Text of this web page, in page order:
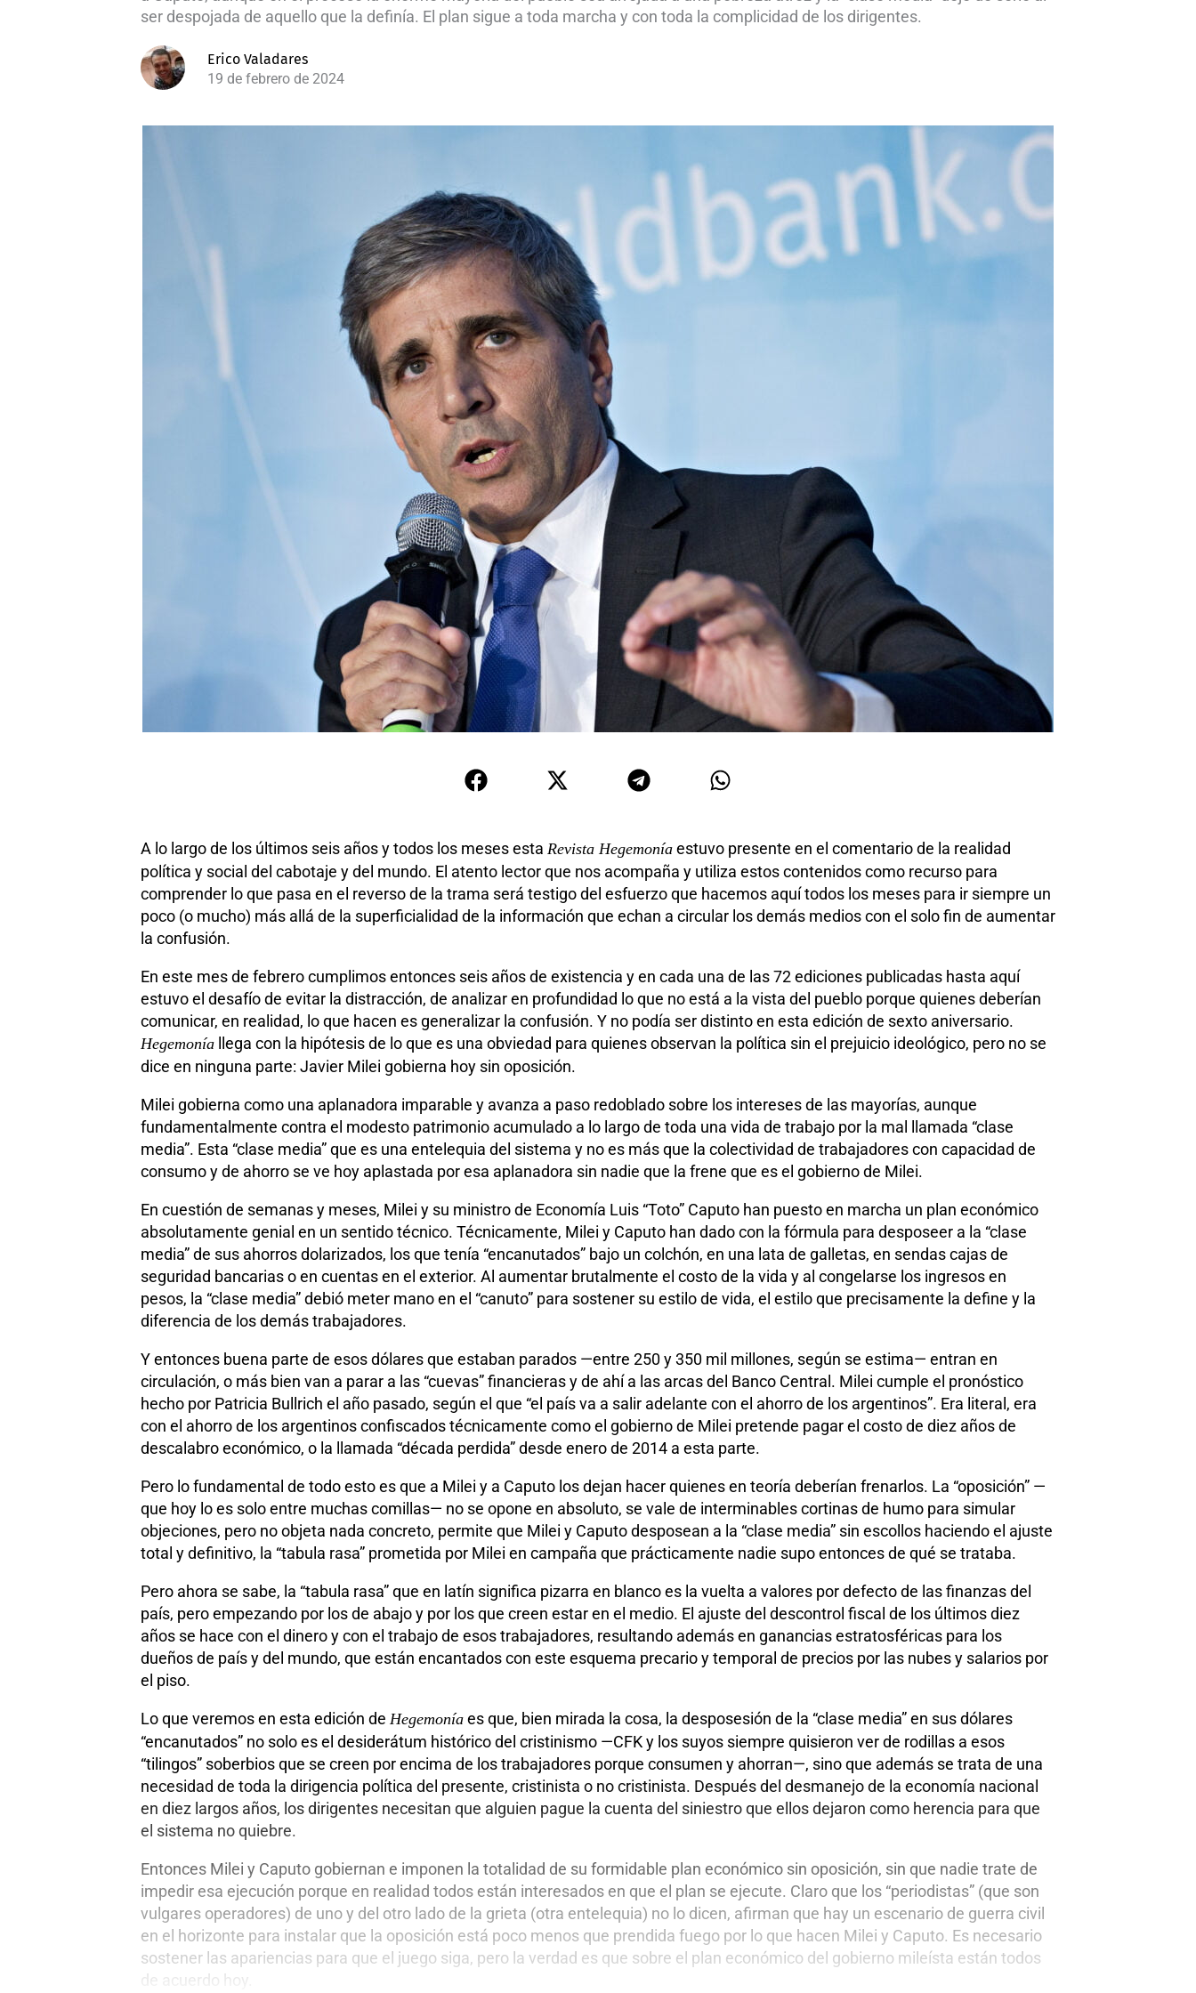
ser despojada de aquello que la definía. El plan sigue a toda marcha y con toda la complicidad de los dirigentes.
Erico Valadares
19 de febrero de 2024
A lo largo de los últimos seis años y todos los meses esta Revista Hegemonía estuvo presente en el comentario de la realidad
política y social del cabotaje y del mundo. El atento lector que nos acompaña y utiliza estos contenidos como recurso para
comprender lo que pasa en el reverso de la trama será testigo del esfuerzo que hacemos aquí todos los meses para ir siempre un
poco (o mucho) más allá de la superficialidad de la información que echan a circular los demás medios con el solo fin de aumentar
la confusión.
En este mes de febrero cumplimos entonces seis años de existencia y en cada una de las 72 ediciones publicadas hasta aquí
estuvo el desafío de evitar la distracción, de analizar en profundidad lo que no está a la vista del pueblo porque quienes deberían
comunicar, en realidad, lo que hacen es generalizar la confusión. Y no podía ser distinto en esta edición de sexto aniversario.
Hegemonía llega con la hipótesis de lo que es una obviedad para quienes observan la política sin el prejuicio ideológico, pero no se
dice en ninguna parte: Javier Milei gobierna hoy sin oposición.
Milei gobierna como una aplanadora imparable y avanza a paso redoblado sobre los intereses de las mayorías, aunque
fundamentalmente contra el modesto patrimonio acumulado a lo largo de toda una vida de trabajo por la mal llamada “clase
media”. Esta “clase media” que es una entelequia del sistema y no es más que la colectividad de trabajadores con capacidad de
consumo y de ahorro se ve hoy aplastada por esa aplanadora sin nadie que la frene que es el gobierno de Milei.
En cuestión de semanas y meses, Milei y su ministro de Economía Luis “Toto” Caputo han puesto en marcha un plan económico
absolutamente genial en un sentido técnico. Técnicamente, Milei y Caputo han dado con la fórmula para desposeer a la “clase
media” de sus ahorros dolarizados, los que tenía “encanutados” bajo un colchón, en una lata de galletas, en sendas cajas de
seguridad bancarias o en cuentas en el exterior. Al aumentar brutalmente el costo de la vida y al congelarse los ingresos en
pesos, la “clase media” debió meter mano en el “canuto” para sostener su estilo de vida, el estilo que precisamente la define y la
diferencia de los demás trabajadores.
Y entonces buena parte de esos dólares que estaban parados —entre 250 y 350 mil millones, según se estima— entran en
circulación, o más bien van a parar a las “cuevas” financieras y de ahí a las arcas del Banco Central. Milei cumple el pronóstico
hecho por Patricia Bullrich el año pasado, según el que “el país va a salir adelante con el ahorro de los argentinos”. Era literal, era
con el ahorro de los argentinos confiscados técnicamente como el gobierno de Milei pretende pagar el costo de diez años de
descalabro económico, o la llamada “década perdida” desde enero de 2014 a esta parte.
Pero lo fundamental de todo esto es que a Milei y a Caputo los dejan hacer quienes en teoría deberían frenarlos. La “oposición” —
que hoy lo es solo entre muchas comillas— no se opone en absoluto, se vale de interminables cortinas de humo para simular
objeciones, pero no objeta nada concreto, permite que Milei y Caputo desposean a la “clase media” sin escollos haciendo el ajuste
total y definitivo, la “tabula rasa” prometida por Milei en campaña que prácticamente nadie supo entonces de qué se trataba.
Pero ahora se sabe, la “tabula rasa” que en latín significa pizarra en blanco es la vuelta a valores por defecto de las finanzas del
país, pero empezando por los de abajo y por los que creen estar en el medio. El ajuste del descontrol fiscal de los últimos diez
años se hace con el dinero y con el trabajo de esos trabajadores, resultando además en ganancias estratosféricas para los
dueños de país y del mundo, que están encantados con este esquema precario y temporal de precios por las nubes y salarios por
el piso.
Lo que veremos en esta edición de Hegemonía es que, bien mirada la cosa, la desposesión de la “clase media” en sus dólares
“encanutados” no solo es el desiderátum histórico del cristinismo —CFK y los suyos siempre quisieron ver de rodillas a esos
“tilingos” soberbios que se creen por encima de los trabajadores porque consumen y ahorran—, sino que además se trata de una
necesidad de toda la dirigencia política del presente, cristinista o no cristinista. Después del desmanejo de la economía nacional
en diez largos años, los dirigentes necesitan que alguien pague la cuenta del siniestro que ellos dejaron como herencia para que
el sistema no quiebre.
Entonces Milei y Caputo gobiernan e imponen la totalidad de su formidable plan económico sin oposición, sin que nadie trate de
impedir esa ejecución porque en realidad todos están interesados en que el plan se ejecute. Claro que los “periodistas” (que son
vulgares operadores) de uno y del otro lado de la grieta (otra entelequia) no lo dicen, afirman que hay un escenario de guerra civil
en el horizonte para instalar que la oposición está poco menos que prendida fuego por lo que hacen Milei y Caputo. Es necesario
sostener las apariencias para que el juego siga, pero la verdad es que sobre el plan económico del gobierno mileísta están todos
de acuerdo hoy.